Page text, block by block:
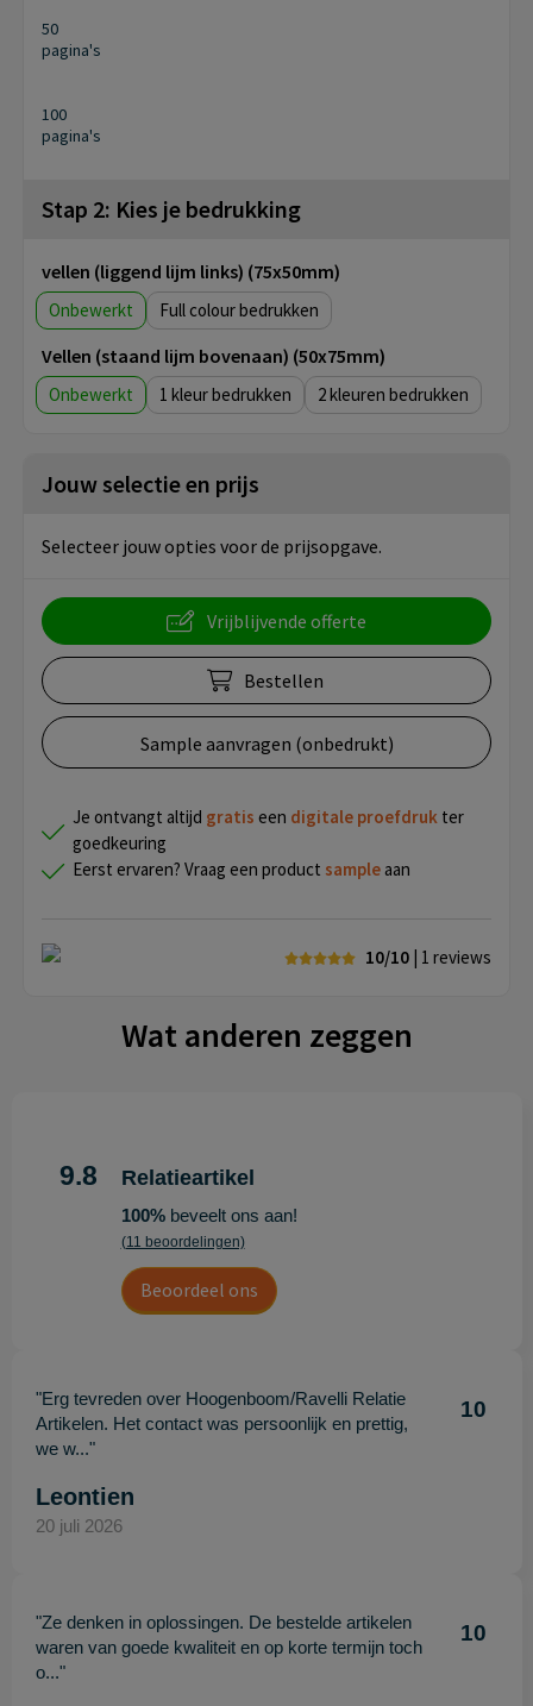
50
pagina's
100
pagina's
Stap 2: Kies je bedrukking
vellen (liggend lijm links) (75x50mm)
Onbewerkt Full colour
Vellen (staand lijm bovenaan) (50x75mm)
Onbewerkt 1 2
Jouw selectie en prijs
Selecteer jouw opties voor de prijsopgave.
Vrijblijvende offerte
Bestellen
Sample aanvragen (onbedrukt)
Je ontvangt altijd gratis een digitale proefdruk ter
goedkeuring
Eerst ervaren? Vraag een product sample aan
10/10 | 1 reviews
Wat anderen zeggen
9.8 Relatieartikel
100%beveelt ons aan!
(11 beoordelingen)
Beoordeel ons
"Erg tevreden over Hoogenboom/Ravelli Relatie
Artikelen. Het contact was persoonlijk en prettig,
we w..."
10
Leontien
20 juli 2026
"Ze denken in oplossingen. De bestelde artikelen
waren van goede kwaliteit en op korte termijn toch
o..."
10